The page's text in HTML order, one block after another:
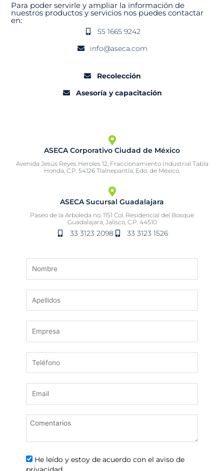
Para poder servirle y ampliar la información de
nuestros productos y servicios nos puedes contactar
en:
55 1665 9242
info@aseca.com
Recolección
Asesoría y capacitación
ASECA Corporativo Ciudad de México
Avenida Jesús Reyes Heroles 12, Fraccionamiento Industrial Tabla
Honda, C.P. 54126 Tlalnepantla, Edo. de México.
ASECA Sucursal Guadalajara
Paseo de la Arboleda no. 1151 Col. Residencial del Bosque
Guadalajara, Jalisco, C.P. 44510
33 3123 2098 33 3123 1526
He leído y estoy de acuerdo con el aviso de